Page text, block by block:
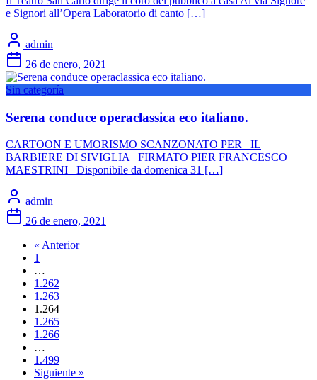
e Signori all’Opera Laboratorio di canto […]
admin
26 de enero, 2021
Sin categoría
Serena conduce operaclassica eco italiano.
CARTOON E UMORISMO SCANZONATO PER IL
BARBIERE DI SIVIGLIA FIRMATO PIER FRANCESCO
MAESTRINI Disponibile da domenica 31 […]
admin
26 de enero, 2021
« Anterior
1
…
1.262
1.263
1.264
1.265
1.266
…
1.499
Siguiente »